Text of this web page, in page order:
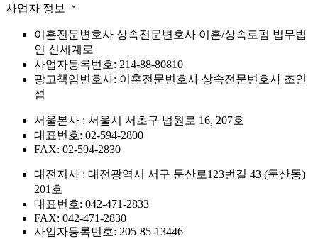
사업자 정보
이혼전문변호사 상속전문변호사 이혼/상속로펌 법무법
인 신세계로
사업자등록번호: 214-88-80810
광고책임변호사: 이혼전문변호사 상속전문변호사 조인
섭
서울본사 : 서울시 서초구 법원로 16, 207호
대표번호: 02-594-2800
FAX: 02-594-2830
대전지사 : 대전광역시 서구 둔산로123번길 43 (둔산동)
201호
대표번호: 042-471-2833
FAX: 042-471-2830
사업자등록번호: 205-85-13446